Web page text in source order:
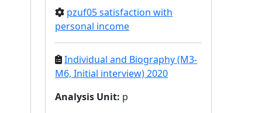
pzuf05 satisfaction with
personal income
Individual and Biography (M3-
M6, Initial interview) 2020
Analysis Unit: p